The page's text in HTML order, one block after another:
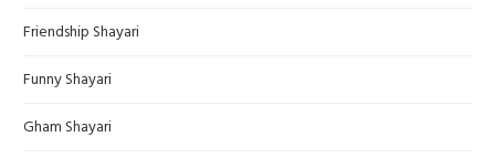
Friendship Shayari
Funny Shayari
Gham Shayari